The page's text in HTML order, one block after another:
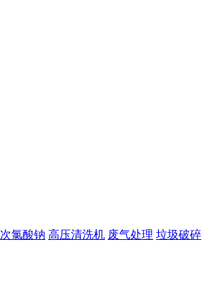
次氯酸钠 高压清洗机 废气处理 垃圾破碎